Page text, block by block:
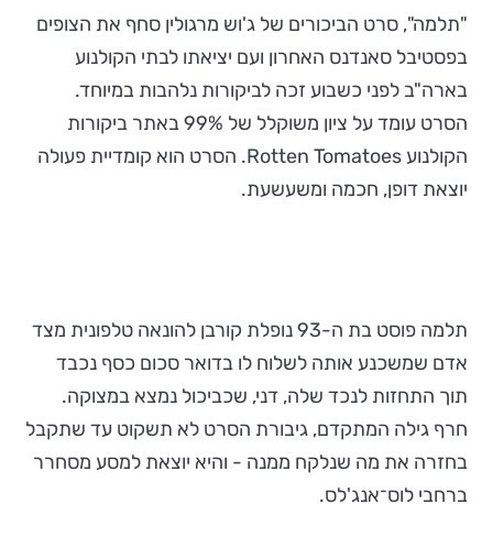
"תלמה", סרט הביכורים של ג'וש מרגולין סחף את הצופים
בפסטיבל סאנדנס האחרון ועם יציאתו לבתי הקולנוע
בארה"ב לפני כשבוע זכה לביקורות נלהבות במיוחד.
הסרט עומד על ציון משוקלל של 99% באתר ביקורות
הקולנוע Rotten Tomatoes. הסרט הוא קומדיית פעולה
יוצאת דופן, חכמה ומשעשעת.
תלמה פוסט בת ה-93 נופלת קורבן להונאה טלפונית מצד
אדם שמשכנע אותה לשלוח לו בדואר סכום כסף נכבד
תוך התחזות לנכד שלה, דני, שכביכול נמצא במצוקה.
חרף גילה המתקדם, גיבורת הסרט לא תשקוט עד שתקבל
בחזרה את מה שנלקח ממנה - והיא יוצאת למסע מסחרר
ברחבי לוס־אנג'לס.